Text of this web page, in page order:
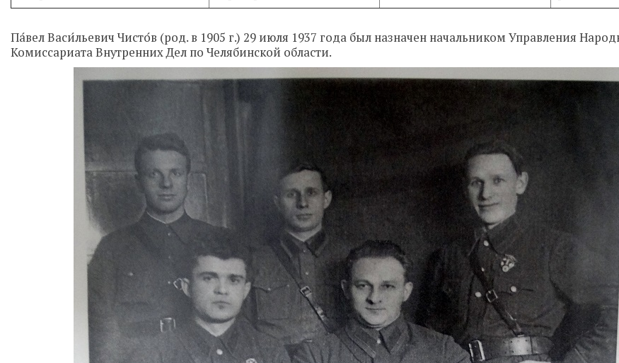
Па́вел Васи́льевич Чисто́в (род. в 1905 г.) 29 июля 1937 года был назначен начальником Управления
Комиссариата Внутренних Дел по Челябинской области.